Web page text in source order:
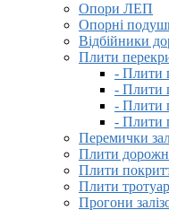
Опори ЛЕП
Опорні
Відбійники
Плити
- Плити
- Плити
- Плити
- Плити
Перемички
Плити
Плити
Плити
Прогони